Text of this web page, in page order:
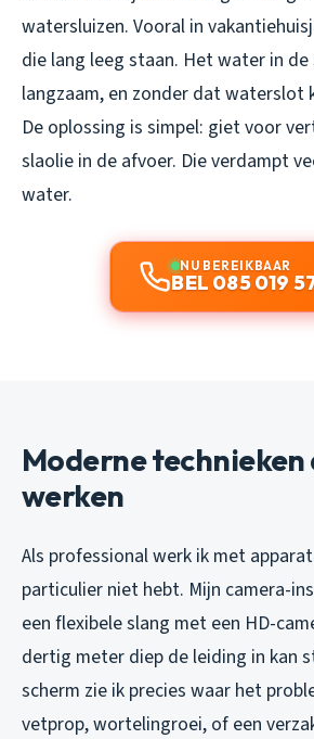
watersluizen. Vooral in
die lang leeg staan. Het water in
langzaam, en zonder dat waterslot
De oplossing is simpel: giet voor
slaolie in de afvoer. Die verdampt
water.
NU BEREIKBAAR
BEL 085 019
Moderne technieken
werken
Als professional werk ik met
particulier niet hebt. Mijn camera-
een flexibele slang met een HD-
dertig meter diep de leiding in kan
scherm zie ik precies waar het
vetprop, wortelingroei, of een